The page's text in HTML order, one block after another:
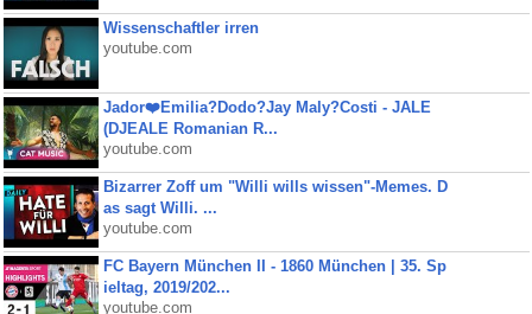
Wissenschaftler irren
youtube.com
Jador❤️Emilia?Dodo?Jay Maly?Costi - JALE
(DJEALE Romanian R...
youtube.com
Bizarrer Zoff um "Willi wills wissen"-Memes. D
as sagt Willi. ...
youtube.com
FC Bayern München II - 1860 München | 35. Sp
ieltag, 2019/202...
youtube.com